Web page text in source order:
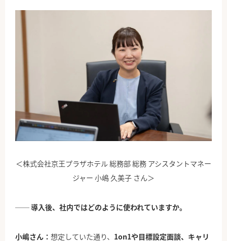
＜株式会社京王プラザホテル 総務部 総務 アシスタントマネー
ジャー 小嶋 久美子 さん＞
── 導入後、社内ではどのように使われていますか。
小嶋さん： 想定していた通り、 1on1や目標設定面談、キャリ